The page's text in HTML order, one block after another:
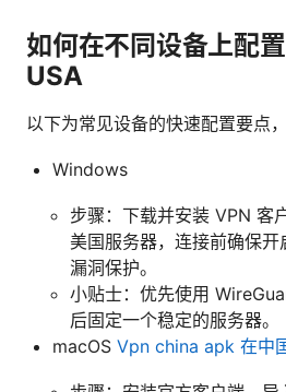
如何在不同设备上配
USA
以下为常见设备的快速配置要点
Windows
步骤：下载并安装 VPN 客
美国服务器，连接前确保
漏洞保护。
小贴士：优先使用
后固定一个稳定的服务器。
macOS Vpn china apk 在中